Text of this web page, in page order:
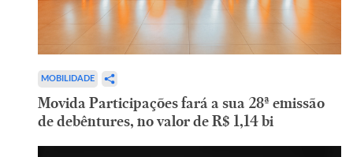
MOBILIDADE
Movida Participações fará a sua 28ª emissão
de debêntures, no valor de R$ 1,14 bi